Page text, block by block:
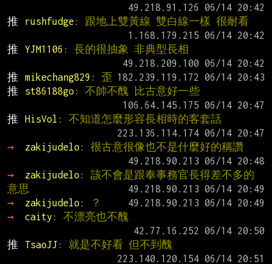
推
rushfudge : 跟地上雙黃線 雙白線一樣 很耐看
推
YJM1106 : 長的很抽象 非典型長相
推
mikechang829 : 歪
推
st86188go : 不帥不醜 比古意好一些
推
HisVol : 不知道怎麼形容長相時的客套話
→
zakijudelo : 很古意很像也不是什麼好的稱讚
→
zakijudelo : 該不會是跟奉事務官長得差不多的
意思
→
zakijudelo : ？
→
caity : 不漂亮也不醜
推
TsaoJJ : 就是不好看 但不到醜